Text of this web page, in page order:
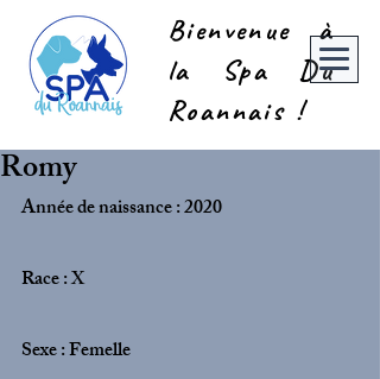
Bienvenue à
la Spa Du
Roannais !
Romy
Année de naissance : 2020
Race : X
Sexe : Femelle